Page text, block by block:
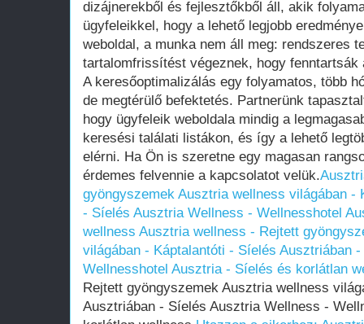
dizájnerekből és fejlesztőkből áll, akik
ügyfeleikkel, hogy a lehető legjobb
weboldal, a munka nem áll meg: rendszeres
tartalomfrissítést végeznek, hogy fenntartsák
A keresőoptimalizálás egy folyamatos, több
de megtérülő befektetés. Partnerünk
hogy ügyfeleik weboldala mindig a
keresési találati listákon, és így a lehető
elérni. Ha Ön is szeretne egy magasan
érdemes felvennie a kapcsolatot velük.
gyöngyszemek Ausztria wellness világában -
- Síelés Ausztria Wellness - Wellnesshotel
wellness Ausztria wellness - Rejtett
világában - Káptalantóti - Síelés Ausztriában
Wellnesshotel Ausztria - Síelés és korlátlan
Rejtett gyöngyszemek Ausztria wellness
Ausztriában - Síelés Ausztria Wellness -